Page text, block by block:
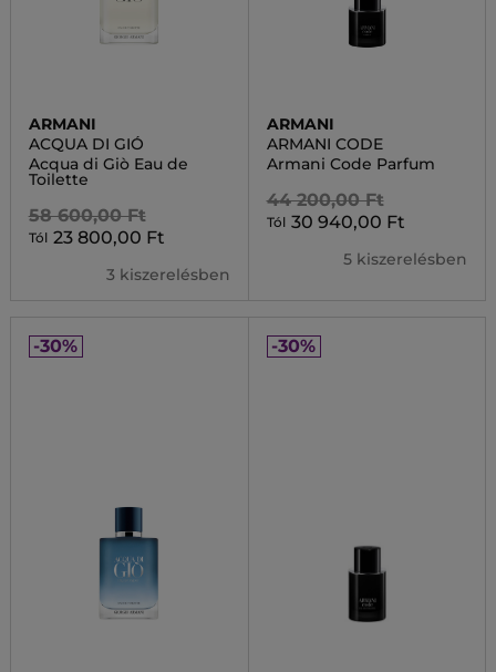
ARMANI
ACQUA DI GIÓ
Acqua di Giò Eau de
Toilette
58 600,00 Ft
Tól 23 800,00 Ft
3 kiszerelésben
ARMANI
ARMANI CODE
Armani Code Parfum
44 200,00 Ft
Tól 30 940,00 Ft
5 kiszerelésben
-30% -30%